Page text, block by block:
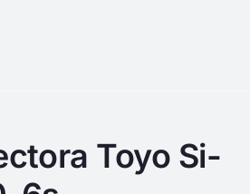
Toyo Si-